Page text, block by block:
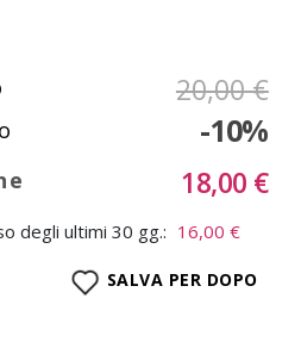
20,00 €
-10%
18,00 €
degli ultimi 30 gg.: 16,00 €
SALVA PER DOPO